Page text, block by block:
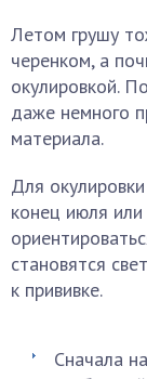
Летом грушу
черенком, а
окулировкой.
даже немного
материала.
Для
конец июля или
становятся
к прививке.
Сначала